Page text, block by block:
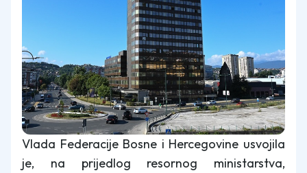
Vlada Federacije Bosne i Hercegovine usvojila
je, na prijedlog resornog ministarstva,